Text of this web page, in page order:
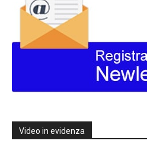
Video in evidenza